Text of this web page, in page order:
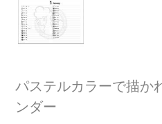
パステルカラーで描か
ンダー